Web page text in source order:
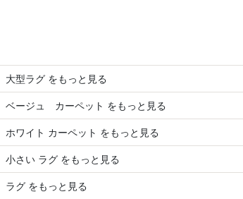
大型ラグ をもっと見る
ベージュ カーペット をもっと見る
ホワイト カーペット をもっと見る
小さい ラグ をもっと見る
ラグ をもっと見る